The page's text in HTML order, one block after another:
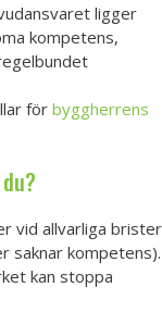
ligger
kompetens,
för byggherrens
vid allvarliga brister
saknar kompetens).
kan stoppa